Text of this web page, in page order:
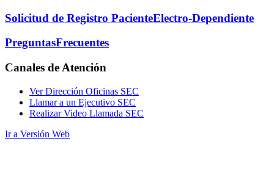
Solicitud de Registro PacienteElectro-Dependiente
PreguntasFrecuentes
Canales de Atención
Ver Dirección Oficinas SEC
Llamar a un Ejecutivo SEC
Realizar Video Llamada SEC
Ir a Versión Web